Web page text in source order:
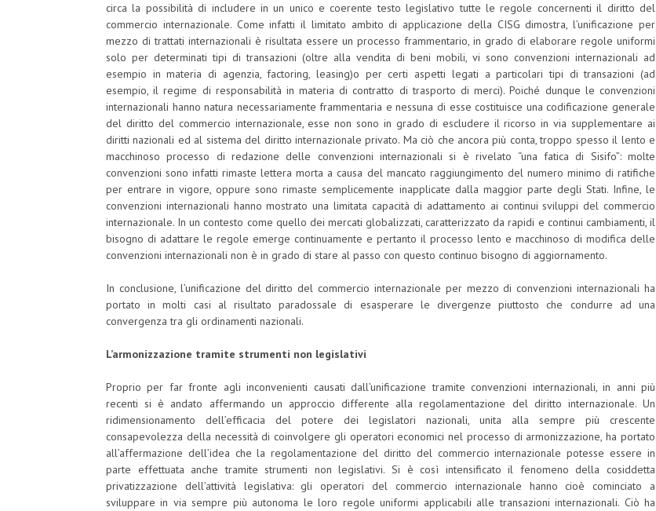
circa la possibilità di includere in un unico e coerente testo legislativo tutte le regole concernenti il diritto del
commercio internazionale. Come infatti il limitato ambito di applicazione della CISG dimostra, l’unificazione per
mezzo di trattati internazionali è risultata essere un processo frammentario, in grado di elaborare regole uniformi
solo per determinati tipi di transazioni (oltre alla vendita di beni mobili, vi sono convenzioni internazionali ad
esempio in materia di agenzia, factoring, leasing)o per certi aspetti legati a particolari tipi di transazioni (ad
esempio, il regime di responsabilità in materia di contratto di trasporto di merci). Poiché dunque le convenzioni
internazionali hanno natura necessariamente frammentaria e nessuna di esse costituisce una codificazione generale
del diritto del commercio internazionale, esse non sono in grado di escludere il ricorso in via supplementare ai
diritti nazionali ed al sistema del diritto internazionale privato. Ma ciò che ancora più conta, troppo spesso il lento e
macchinoso processo di redazione delle convenzioni internazionali si è rivelato “una fatica di Sisifo”: molte
convenzioni sono infatti rimaste lettera morta a causa del mancato raggiungimento del numero minimo di ratifiche
per entrare in vigore, oppure sono rimaste semplicemente inapplicate dalla maggior parte degli Stati. Infine, le
convenzioni internazionali hanno mostrato una limitata capacità di adattamento ai continui sviluppi del commercio
internazionale. In un contesto come quello dei mercati globalizzati, caratterizzato da rapidi e continui cambiamenti, il
bisogno di adattare le regole emerge continuamente e pertanto il processo lento e macchinoso di modifica delle
convenzioni internazionali non è in grado di stare al passo con questo continuo bisogno di aggiornamento.
In conclusione, l’unificazione del diritto del commercio internazionale per mezzo di convenzioni internazionali ha
portato in molti casi al risultato paradossale di esasperare le divergenze piuttosto che condurre ad una
convergenza tra gli ordinamenti nazionali.
L’armonizzazione tramite strumenti non legislativi
Proprio per far fronte agli inconvenienti causati dall’unificazione tramite convenzioni internazionali, in anni più
recenti si è andato affermando un approccio differente alla regolamentazione del diritto internazionale. Un
ridimensionamento dell’efficacia del potere dei legislatori nazionali, unita alla sempre più crescente
consapevolezza della necessità di coinvolgere gli operatori economici nel processo di armonizzazione, ha portato
all’affermazione dell’idea che la regolamentazione del diritto del commercio internazionale potesse essere in
parte effettuata anche tramite strumenti non legislativi. Si è così intensificato il fenomeno della cosiddetta
privatizzazione dell’attività legislativa: gli operatori del commercio internazionale hanno cioè cominciato a
sviluppare in via sempre più autonoma le loro regole uniformi applicabili alle transazioni internazionali. Ciò ha